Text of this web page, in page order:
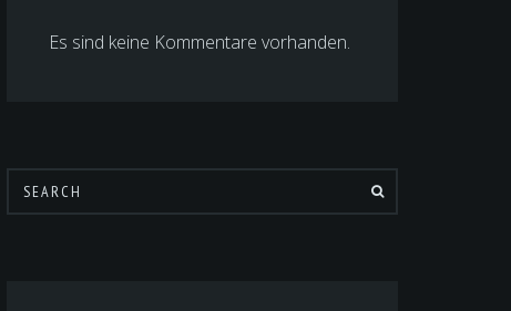
Es sind keine Kommentare vorhanden.